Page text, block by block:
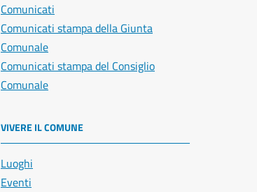
Comunicati
Comunicati stampa della Giunta
Comunale
Comunicati stampa del Consiglio
Comunale
VIVERE IL COMUNE
Luoghi
Eventi